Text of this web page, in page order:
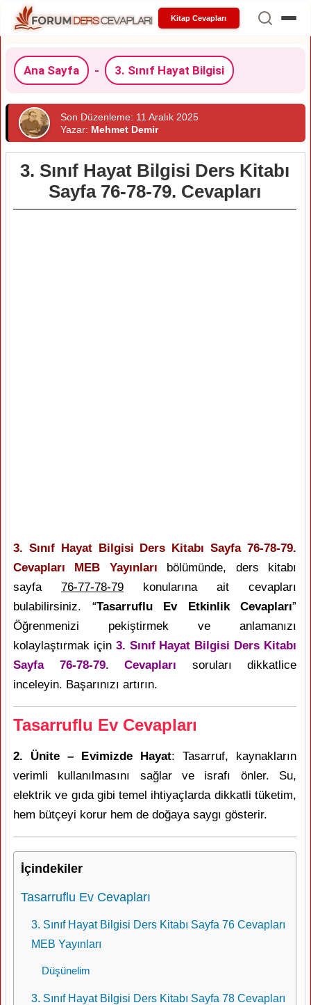
Kitap Cevapları
Ana Sayfa - 3. Sınıf Hayat Bilgisi
Son Düzenleme: 11 Aralık 2025
Yazar: Mehmet Demir
3. Sınıf Hayat Bilgisi Ders Kitabı
Sayfa 76-78-79. Cevapları
3. Sınıf Hayat Bilgisi Ders Kitabı Sayfa 76-78-79.
Cevapları MEB Yayınları bölümünde, ders kitabı
sayfa 76-77-78-79 konularına ait cevapları
bulabilirsiniz. “Tasarruflu Ev Etkinlik Cevapları”
Öğrenmenizi pekiştirmek ve anlamanızı
kolaylaştırmak için 3. Sınıf Hayat Bilgisi Ders Kitabı
Sayfa 76-78-79. Cevapları soruları dikkatlice
inceleyin. Başarınızı artırın.
Tasarruflu Ev Cevapları
2. Ünite – Evimizde Hayat: Tasarruf, kaynakların
verimli kullanılmasını sağlar ve israfı önler. Su,
elektrik ve gıda gibi temel ihtiyaçlarda dikkatli tüketim,
hem bütçeyi korur hem de doğaya saygı gösterir.
İçindekiler
Tasarruflu Ev Cevapları
3. Sınıf Hayat Bilgisi Ders Kitabı Sayfa 76 Cevapları
MEB Yayınları
Düşünelim
3. Sınıf Hayat Bilgisi Ders Kitabı Sayfa 78 Cevapları